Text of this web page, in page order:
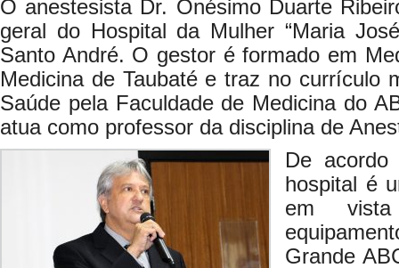
O anestesista Dr. Onésimo Duarte
geral do Hospital da Mulher “Maria
Santo André. O gestor é formado em
Medicina de Taubaté e traz no currículo
Saúde pela Faculdade de Medicina do
atua como professor da disciplina de
De
hospital é
em
Grande